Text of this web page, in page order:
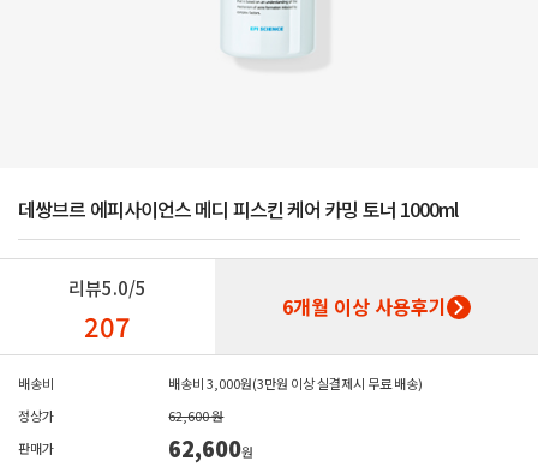
데쌍브르 에피사이언스 메디 피스킨 케어 카밍 토너 1000ml
리뷰5.0/5
207 6개월 이상 사용후기
배송비
배송비 3,000원(3만원 이상 실결제시 무료 배송)
정상가
62,600 원
판매가
62,600원